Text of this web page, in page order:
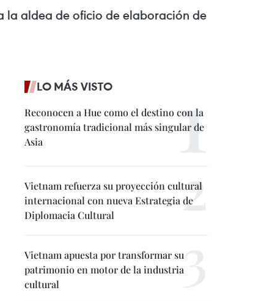
la aldea de oficio de elaboración de
LO MÁS VISTO
Reconocen a Hue como el destino con la
gastronomía tradicional más singular de
Asia
Vietnam refuerza su proyección cultural
internacional con nueva Estrategia de
Diplomacia Cultural
Vietnam apuesta por transformar su
patrimonio en motor de la industria
cultural